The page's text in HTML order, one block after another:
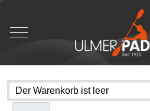
Mobile Menu Toggle
Der Warenkorb ist leer